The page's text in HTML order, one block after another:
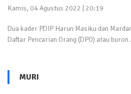
Kamis, 04 Agustus 2022 | 20:19
Dua kader PDIP Harun Masiku dan
Daftar Pencarian Orang (DPO) atau buron
MURI